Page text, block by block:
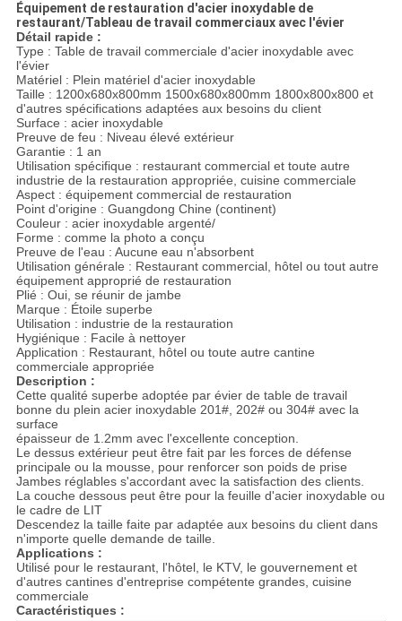
Équipement de restauration d'acier inoxydable de
restaurant/Tableau de travail commerciaux avec l'évier
Détail rapide :
Type : Table de travail commerciale d'acier inoxydable avec
l'évier
Matériel : Plein matériel d'acier inoxydable
Taille : 1200x680x800mm 1500x680x800mm 1800x800x800 et
d'autres spécifications adaptées aux besoins du client
Surface : acier inoxydable
Preuve de feu : Niveau élevé extérieur
Garantie : 1 an
Utilisation spécifique : restaurant commercial et toute autre
industrie de la restauration appropriée, cuisine commerciale
Aspect : équipement commercial de restauration
Point d'origine : Guangdong Chine (continent)
Couleur : acier inoxydable argenté/
Forme : comme la photo a conçu
Preuve de l'eau : Aucune eau n'absorbent
Utilisation générale : Restaurant commercial, hôtel ou tout autre
équipement approprié de restauration
Plié : Oui, se réunir de jambe
Marque : Étoile superbe
Utilisation : industrie de la restauration
Hygiénique : Facile à nettoyer
Application : Restaurant, hôtel ou toute autre cantine
commerciale appropriée
Description :
Cette qualité superbe adoptée par évier de table de travail
bonne du plein acier inoxydable 201#, 202# ou 304# avec la
surface
épaisseur de 1.2mm avec l'excellente conception.
Le dessus extérieur peut être fait par les forces de défense
principale ou la mousse, pour renforcer son poids de prise
Jambes réglables s'accordant avec la satisfaction des clients.
La couche dessous peut être pour la feuille d'acier inoxydable ou
le cadre de LIT
Descendez la taille faite par adaptée aux besoins du client dans
n'importe quelle demande de taille.
Applications :
Utilisé pour le restaurant, l'hôtel, le KTV, le gouvernement et
d'autres cantines d'entreprise compétente grandes, cuisine
commerciale
Caractéristiques :